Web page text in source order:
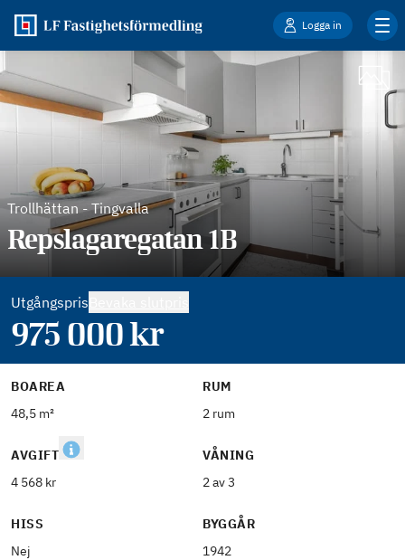
Logga in
Trollhättan-Tingvalla
Repslagaregatan 1B
Utgångspris
975 000kr
BOAREA
48,5 m²
RUM
2 rum
AVGIFT
4 568 kr
VÅNING
2 av 3
HISS
Nej
BYGGÅR
1942